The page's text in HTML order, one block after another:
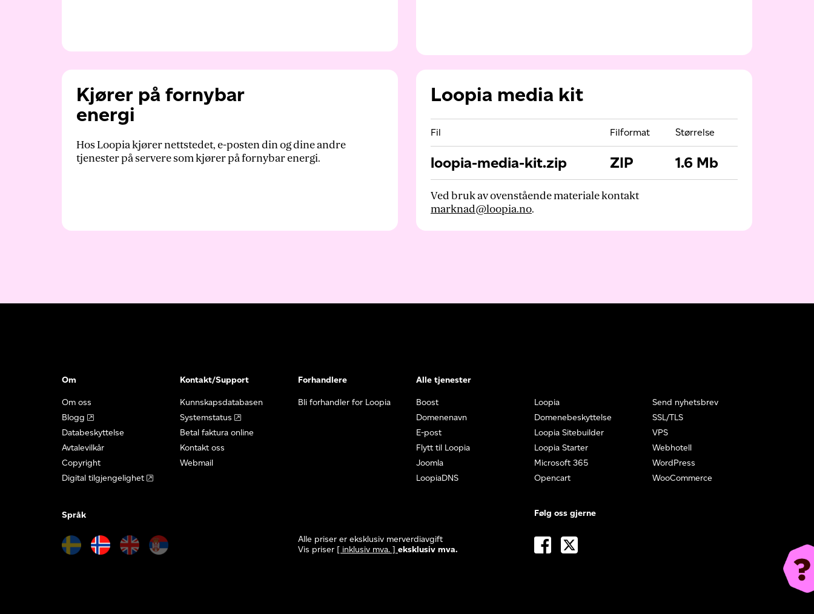
Kjører på fornybar
energi
Hos Loopia kjører nettstedet, e-posten din og dine andre
tjenester på servere som kjører på fornybar energi.
Loopia media kit
Fil Filformat Størrelse
loopia-media-kit.zip ZIP 1.6 Mb
Ved bruk av ovenstående materiale kontakt
marknad@loopia.no.
Om
Om oss
Blogg
Databeskyttelse
Avtalevilkår
Copyright
Digital tilgjengelighet
Kontakt/Support
Kunnskapsdatabasen
Systemstatus
Betal faktura online
Kontakt oss
Webmail
Forhandlere
Bli forhandler for Loopia
Alle tjenester
Boost
Domenenavn
E-post
Flytt til Loopia
Joomla
LoopiaDNS
Loopia
Domenebeskyttelse
Loopia Sitebuilder
Loopia Starter
Microsoft 365
Opencart
Send nyhetsbrev
SSL/TLS
VPS
Webhotell
WordPress
WooCommerce
Språk
Alle priser er eksklusiv merverdiavgift
Vis priser [ inklusiv mva. ] eksklusiv mva.
Følg oss gjerne